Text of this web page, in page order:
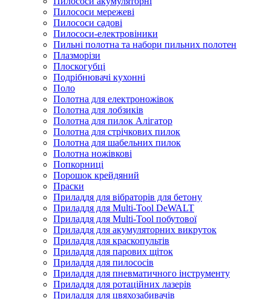
Пилососи мережеві
Пилососи садові
Пилососи-електровіники
Пильні полотна та набори пильних полотен
Плазморізи
Плоскогубці
Подрібнювачі кухонні
Поло
Полотна для електроножівок
Полотна для лобзиків
Полотна для пилок Алігатор
Полотна для стрічкових пилок
Полотна для шабельних пилок
Полотна ножівкові
Попкорниці
Порошок крейдяний
Праски
Приладдя для вібраторів для бетону
Приладдя для Multi-Tool DeWALT
Приладдя для Multi-Tool побутової
Приладдя для акумуляторних викруток
Приладдя для краскопультів
Приладдя для парових щіток
Приладдя для пилососів
Приладдя для пневматичного інструменту
Приладдя для ротаційних лазерів
Приладдя для цвяхозабивачів